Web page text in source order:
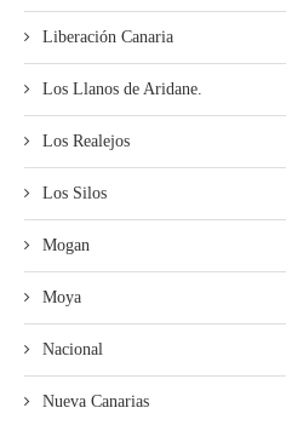
Liberación Canaria
Los Llanos de Aridane.
Los Realejos
Los Silos
Mogan
Moya
Nacional
Nueva Canarias